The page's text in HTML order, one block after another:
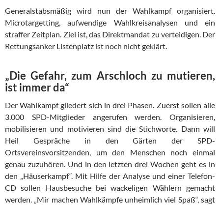
Generalstabsmäßig wird nun der Wahlkampf organisiert.
Microtargetting, aufwendige Wahlkreisanalysen und ein
straffer Zeitplan. Ziel ist, das Direktmandat zu verteidigen. Der
Rettungsanker Listenplatz ist noch nicht geklärt.
„Die Gefahr, zum Arschloch zu mutieren,
ist immer da“
Der Wahlkampf gliedert sich in drei Phasen. Zuerst sollen alle
3.000 SPD-Mitglieder angerufen werden. Organisieren,
mobilisieren und motivieren sind die Stichworte. Dann will
Heil Gespräche in den Gärten der SPD-
Ortsvereinsvorsitzenden, um den Menschen noch einmal
genau zuzuhören. Und in den letzten drei Wochen geht es in
den „Häuserkampf“. Mit Hilfe der Analyse und einer Telefon-
CD sollen Hausbesuche bei wackeligen Wählern gemacht
werden. „Mir machen Wahlkämpfe unheimlich viel Spaß“, sagt